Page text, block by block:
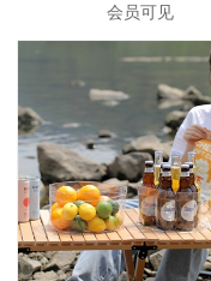
会员可见